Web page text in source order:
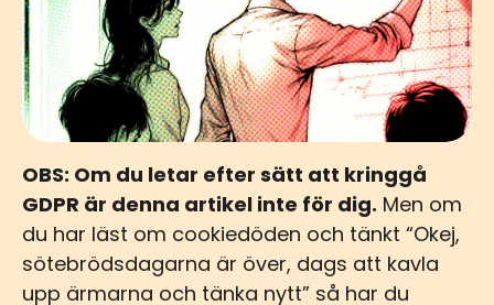
OBS: Om du letar efter sätt att kringgå
GDPR är denna artikel inte för dig. Men om
du har läst om cookiedöden och tänkt “Okej,
sötebrödsdagarna är över, dags att kavla
upp ärmarna och tänka nytt” så har du